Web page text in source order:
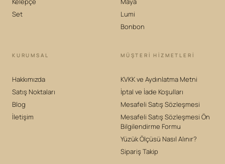
Set
Lumi
Bonbon
KURUMSAL
Hakkımızda
Satış Noktaları
Blog
İletişim
MÜŞTERİ HİZMETLERİ
KVKK ve Aydınlatma Metni
İptal ve İade Koşulları
Mesafeli Satış Sözleşmesi
Mesafeli Satış Sözleşmesi Ön
Bilgilendirme Formu
Yüzük Ölçüsü Nasıl Alınır?
Sipariş Takip